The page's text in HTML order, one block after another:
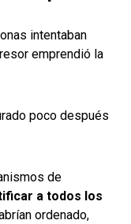
intentaban
emprendió la
poco después
de
a todos los
ordenado,